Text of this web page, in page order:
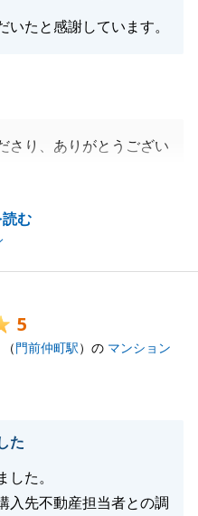
たと感謝しています。
む
さり、ありがとうござい
た。
がございましたら、お気
5
（ 門前仲町駅）の マンション
た
した。
入先不動産担当者との調